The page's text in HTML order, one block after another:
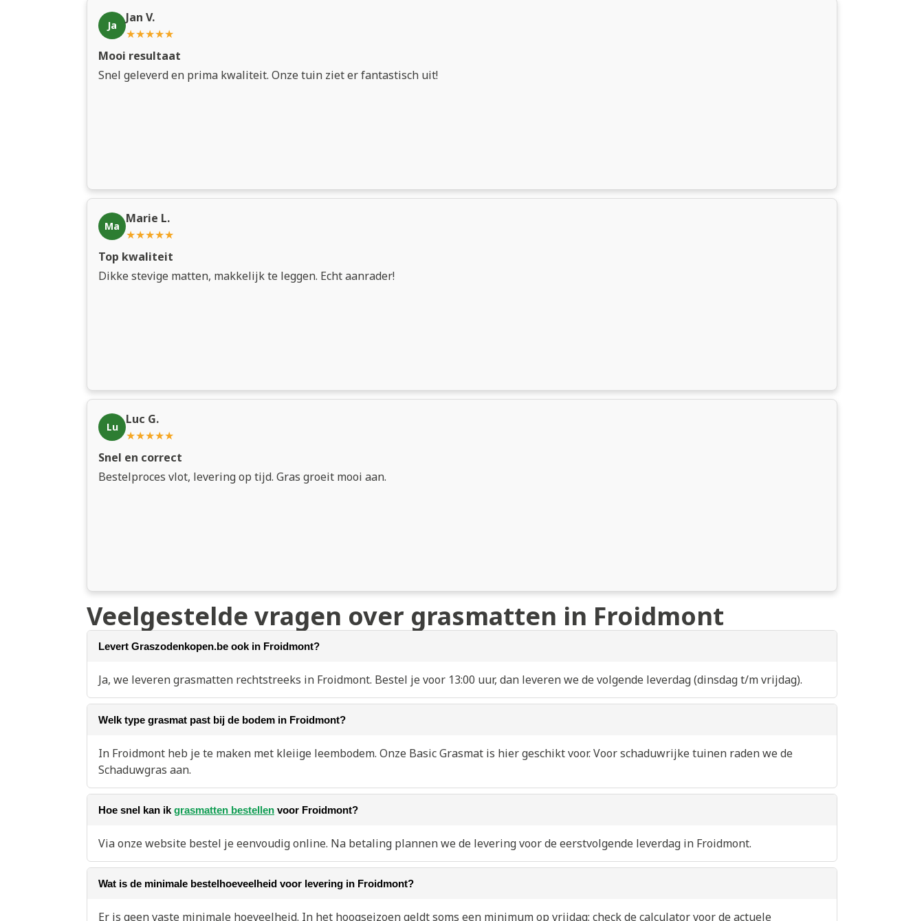
Ja
Jan V.
★★★★★
Mooi resultaat
Snel geleverd en prima kwaliteit. Onze tuin ziet er fantastisch uit!
Ma
Marie L.
★★★★★
Top kwaliteit
Dikke stevige matten, makkelijk te leggen. Echt aanrader!
Lu
Luc G.
★★★★★
Snel en correct
Bestelproces vlot, levering op tijd. Gras groeit mooi aan.
Veelgestelde vragen over grasmatten in Froidmont
Levert Graszodenkopen.be ook in Froidmont?
Ja, we leveren grasmatten rechtstreeks in Froidmont. Bestel je voor 13:00 uur, dan leveren we de volgende leverdag (dinsdag t/m vrijdag).
Welk type grasmat past bij de bodem in Froidmont?
In Froidmont heb je te maken met kleiige leembodem. Onze Basic Grasmat is hier geschikt voor. Voor schaduwrijke tuinen raden we de
Schaduwgras aan.
Hoe snel kan ik grasmatten bestellen voor Froidmont?
Via onze website bestel je eenvoudig online. Na betaling plannen we de levering voor de eerstvolgende leverdag in Froidmont.
Wat is de minimale bestelhoeveelheid voor levering in Froidmont?
Er is geen vaste minimale hoeveelheid. In het hoogseizoen geldt soms een minimum op vrijdag; check de calculator voor de actuele